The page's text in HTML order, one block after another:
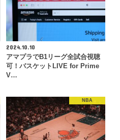
2024.10.10
アマプラでB1リーグ全試合視聴
可！バスケットLIVE for Prime
V…
NBA